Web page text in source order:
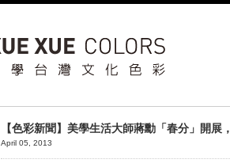
【色彩新聞】美學生活大師蔣勳「春分」開展
April 05, 2013